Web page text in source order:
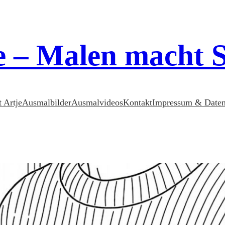
Malen macht
ArtjeAusmalbilderAusmalvideosKontaktImpressum &